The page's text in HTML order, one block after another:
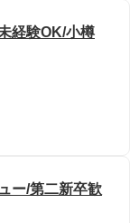
経験OK/小樽
ー/第二新卒歓